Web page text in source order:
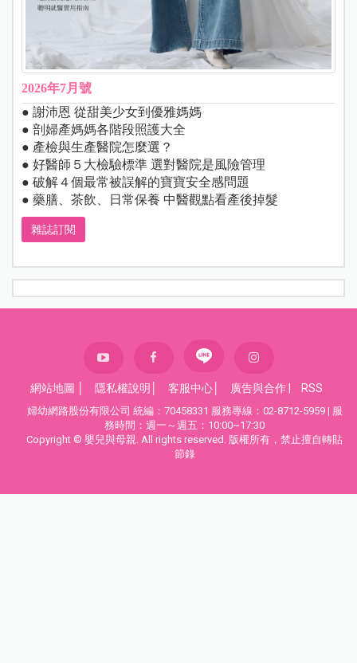
2026年7月號
● 謝沛恩 從甜美少女到優雅媽媽
● 剖婦產媽媽各階段照護大全
● 產檢與生產醫院怎麼選？
● 好醫師５大檢驗標準 選對醫院是風險管理
● 破解４個最常被誤解的寶寶安全感問題
● 藥膳、茶飲、日常保養 中醫觀點看產後掉髮
雜誌訂閱
網站地圖 隱私權說明 客服中心 廣告與合作 RSS
婦幼網路股份有限公司 統編：70458331 服務專線：02-8712-5959 | 服
務時間：週一～週五：10:00~17:30
Copyright © 嬰兒與母親. All rights reserved. 版權所有，禁止擅自轉貼
節錄